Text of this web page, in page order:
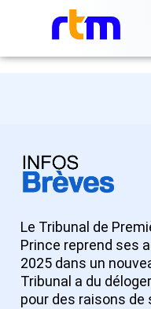
Le Tribunal de
Prince reprend ses
2025 dans un
Tribunal a du
pour des raisons de